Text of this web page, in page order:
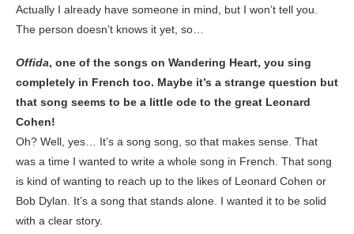
Actually I already have someone in mind, but I won’t tell you.
The person doesn’t knows it yet, so…
Offida, one of the songs on Wandering Heart, you sing
completely in French too. Maybe it’s a strange question but
that song seems to be a little ode to the great Leonard
Cohen!
Oh? Well, yes… It’s a song song, so that makes sense. That
was a time I wanted to write a whole song in French. That song
is kind of wanting to reach up to the likes of Leonard Cohen or
Bob Dylan. It’s a song that stands alone. I wanted it to be solid
with a clear story.